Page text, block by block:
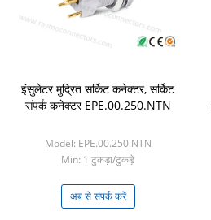
इंसुलेटर मुद्रित सर्किट कनेक्टर, सर्किट
संपर्क कनेक्टर EPE.00.250.NTN
Model: EPE.00.250.NTN
Min: 1 टुकड़ा/टुकड़े
अब से संपर्क करें